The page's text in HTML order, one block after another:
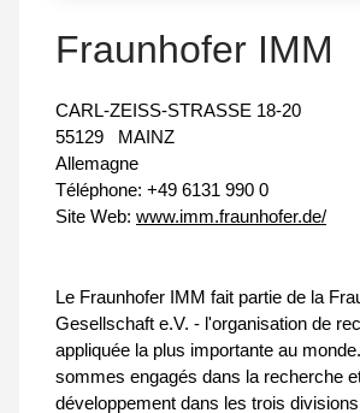
Fraunhofer IMM
CARL-ZEISS-STRASSE 18-20
55129
MAINZ
Allemagne
Téléphone: +49 6131 990 0
Site Web: www.imm.fraunhofer.de/
Le Fraunhofer IMM fait partie de la
Gesellschaft e.V. - l'organisation de
appliquée la plus importante au
sommes engagés dans la recherche
développement dans les trois